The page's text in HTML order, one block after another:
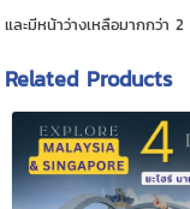
และมีหน้าว่างเหลือมากกว่า 2
Related Products